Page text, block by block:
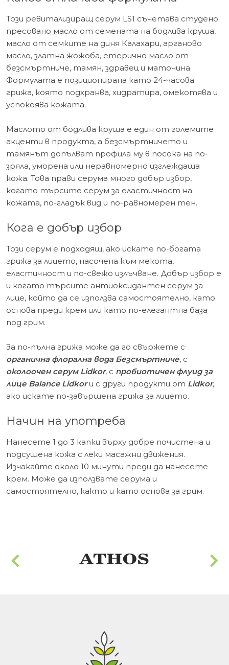
Този ревитализиращ серум LS1 съчетава студено
пресовано масло от семената на бодлива круша,
масло от семките на диня Калахари, арганово
масло, златна жожоба, етерично масло от
безсмъртниче, тамян, здравец и маточина.
Формулата е позиционирана като 24-часова
грижа, която подхранва, хидратира, омекотява и
успокоява кожата.
Маслото от бодлива круша е един от големите
акценти в продукта, а безсмъртничето и
тамянът допълват профила му в посока на по-
зряла, уморена или неравномерно изглеждаща
кожа. Това прави серума много добър избор,
когато търсите серум за еластичност на
кожата, по-гладък вид и по-равномерен тен.
Кога е добър избор
Този серум е подходящ, ако искате по-богата
грижа за лицето, насочена към мекота,
еластичност и по-свежо излъчване. Добър избор е
и когато търсите антиоксидантен серум за
лице, който да се използва самостоятелно, като
основа преди крем или като по-елегантна база
под грим.
За по-пълна грижа може да го свържете с
органична флорална вода Безсмъртниче, с
околоочен серум Lidkor, с пробиотичен флуид за
лице Balance Lidkorи с други продукти от Lidkor,
ако искате по-завършена грижа за лицето.
Начин на употреба
Нанесете 1 до 3 капки върху добре почистена и
подсушена кожа с леки масажни движения.
Изчакайте около 10 минути преди да нанесете
крем. Може да използвате серума и
самостоятелно, както и като основа за грим.